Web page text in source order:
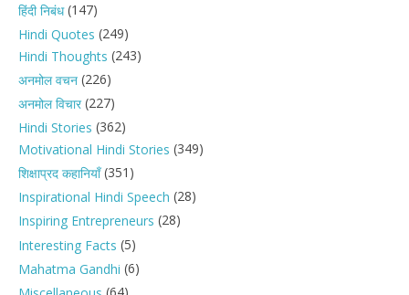
हिंदी निबंध(147)
Hindi Quotes (249)
Hindi Thoughts (243)
अनमोल वचन (226)
अनमोल विचार(227)
Hindi Stories (362)
Motivational Hindi Stories (349)
शिक्षाप्रद कहानियाँ(351)
Inspirational Hindi Speech (28)
Inspiring Entrepreneurs (28)
Interesting Facts (5)
Mahatma Gandhi (6)